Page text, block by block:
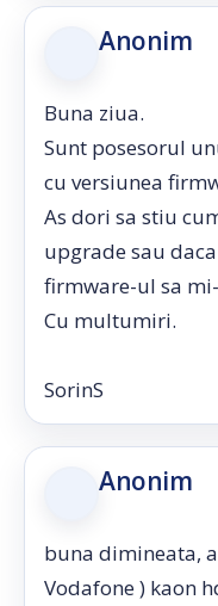
Anonim
Buna ziua.
Sunt posesorul
cu versiunea
As dori sa stiu
upgrade sau
firmware-ul sa
Cu multumiri.
SorinS
Anonim
buna dimineata,
Vodafone ) kaon